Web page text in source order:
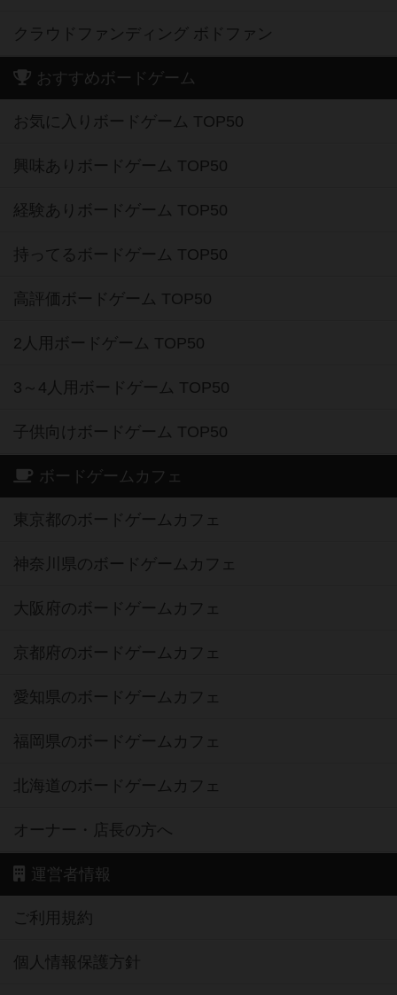
クラウドファンディング ボドファン
おすすめボードゲーム
お気に入りボードゲーム TOP50
興味ありボードゲーム TOP50
経験ありボードゲーム TOP50
持ってるボードゲーム TOP50
高評価ボードゲーム TOP50
2人用ボードゲーム TOP50
3～4人用ボードゲーム TOP50
子供向けボードゲーム TOP50
ボードゲームカフェ
東京都のボードゲームカフェ
神奈川県のボードゲームカフェ
大阪府のボードゲームカフェ
京都府のボードゲームカフェ
愛知県のボードゲームカフェ
福岡県のボードゲームカフェ
北海道のボードゲームカフェ
オーナー・店長の方へ
運営者情報
ご利用規約
個人情報保護方針